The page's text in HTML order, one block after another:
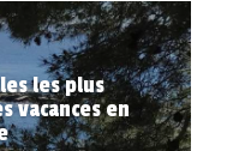
les plus
vacances en